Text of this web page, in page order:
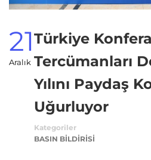
21
Aralık
Türkiye
Tercümanları
Yılını Paydaş
Uğurluyor
Kategoriler
BASIN BILDIRISI